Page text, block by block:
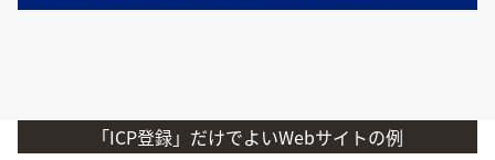
「ICP登録」だけでよいWebサイトの例